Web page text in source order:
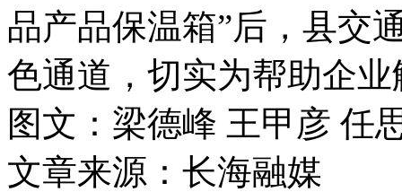
品产品保温箱”后，县交
色通道，切实为帮助企
图文：梁德峰 王甲彦 任
文章来源：长海融媒